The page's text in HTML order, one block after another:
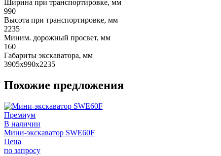
Ширина при транспортировке, мм
990
Высота при транспортировке, мм
2235
Миним. дорожный просвет, мм
160
Габариты экскаватора, мм
3905x990x2235
Похожие предложения
Премиум
В наличии
Мини-экскаватор SWE60F
Цена
по запросу